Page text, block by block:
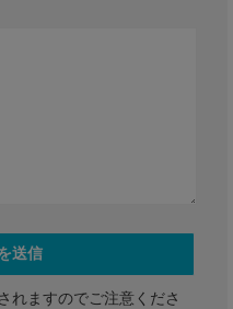
れますのでご注意くださ